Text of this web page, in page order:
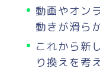
動画やオン
動きが滑ら
これから新
り換えを考